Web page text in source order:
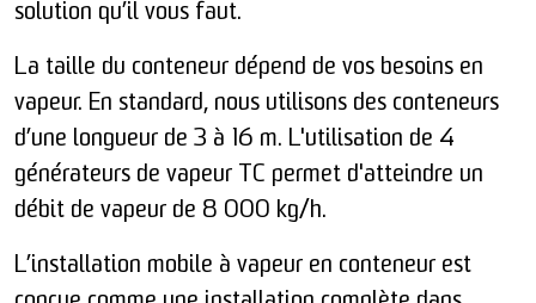
solution qu’il vous faut.
La taille du conteneur dépend de vos besoins en
vapeur. En standard, nous utilisons des conteneurs
d’une longueur de 3 à 16 m. L'utilisation de 4
générateurs de vapeur TC permet d'atteindre un
débit de vapeur de 8 000 kg/h.
L’installation mobile à vapeur en conteneur est